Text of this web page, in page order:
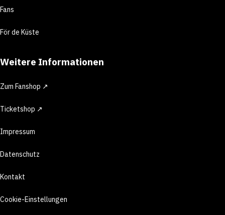
Fans
För de Küste
Weitere Informationen
Zum Fanshop ↗
Ticketshop ↗
Impressum
Datenschutz
Kontakt
Cookie-Einstellungen